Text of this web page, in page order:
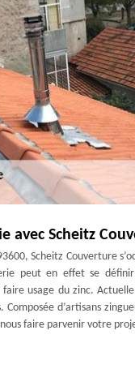
avec Scheitz
Scheitz Couverture
peut en effet se
faire usage du zinc.
Composée d’artisans
faire parvenir votre